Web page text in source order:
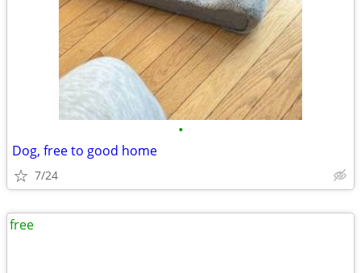
•
Dog, free to good home
7/24
free